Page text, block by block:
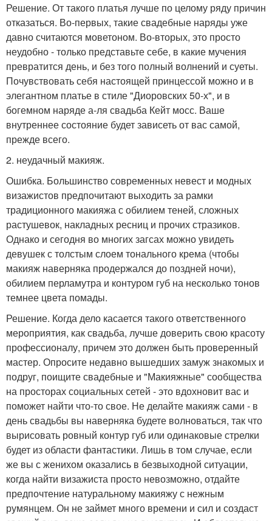
Решение. От такого платья лучше по целому ряду причин
отказаться. Во-первых, такие свадебные наряды уже
давно считаются моветоном. Во-вторых, это просто
неудобно - только представьте себе, в какие мучения
превратится день, и без того полный волнений и суеты.
Почувствовать себя настоящей принцессой можно и в
элегантном платье в стиле "Диоровских 50-х", и в
богемном наряде а-ля свадьба Кейт мосс. Ваше
внутреннее состояние будет зависеть от вас самой,
прежде всего.
2. неудачный макияж.
Ошибка. Большинство современных невест и модных
визажистов предпочитают выходить за рамки
традиционного макияжа с обилием теней, сложных
растушевок, накладных ресниц и прочих стразиков.
Однако и сегодня во многих загсах можно увидеть
девушек с толстым слоем тонального крема (чтобы
макияж наверняка продержался до поздней ночи),
обилием перламутра и контуром губ на несколько тонов
темнее цвета помады.
Решение. Когда дело касается такого ответственного
мероприятия, как свадьба, лучше доверить свою красоту
профессионалу, причем это должен быть проверенный
мастер. Опросите недавно вышедших замуж знакомых и
подруг, поищите свадебные и "Макияжные" сообщества
на просторах социальных сетей - это вдохновит вас и
поможет найти что-то свое. Не делайте макияж сами - в
день свадьбы вы наверняка будете волноваться, так что
вырисовать ровный контур губ или одинаковые стрелки
будет из области фантастики. Лишь в том случае, если
же вы с женихом оказались в безвыходной ситуации,
когда найти визажиста просто невозможно, отдайте
предпочтение натуральному макияжу с нежным
румянцем. Он не займет много времени и сил и создаст